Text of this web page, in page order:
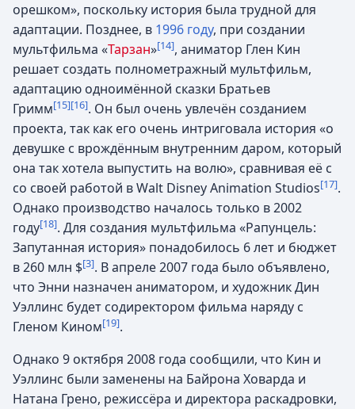
орешком», поскольку история была трудной для
адаптации. Позднее, в 1996 году, при создании
мультфильма «Тарзан»[14], аниматор Глен Кин
решает создать полнометражный мультфильм,
адаптацию одноимённой сказки Братьев
Гримм[15][16]. Он был очень увлечён созданием
проекта, так как его очень интриговала история «о
девушке с врождённым внутренним даром, который
она так хотела выпустить на волю», сравнивая её с
со своей работой в Walt Disney Animation Studios[17].
Однако производство началось только в 2002
году[18]. Для создания мультфильма «Рапунцель:
Запутанная история» понадобилось 6 лет и бюджет
в 260 млн $[3]. В апреле 2007 года было объявлено,
что Энни назначен аниматором, и художник Дин
Уэллинс будет содиректором фильма наряду с
Гленом Кином[19].
Однако 9 октября 2008 года сообщили, что Кин и
Уэллинс были заменены на Байрона Ховарда и
Натана Грено, режиссёра и директора раскадровки,